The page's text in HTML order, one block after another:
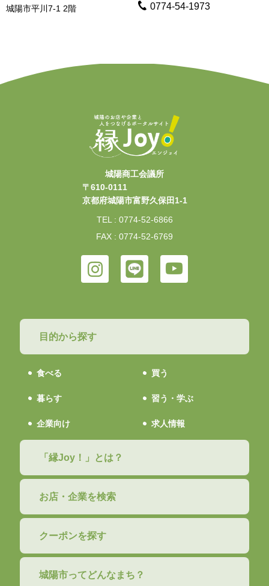
城陽市平川7-1 2階 0774-54-1973
城陽商工会議所
〒610-0111
京都府城陽市富野久保田1-1
TEL : 0774-52-6866
FAX : 0774-52-6769
目的から探す
食べる 買う
暮らす 習う・学ぶ
企業向け 求人情報
「縁Joy！」とは？
お店・企業を検索
クーポンを探す
城陽市ってどんなまち？